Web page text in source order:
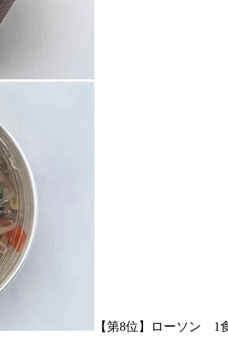
【第8位】ローソン 1